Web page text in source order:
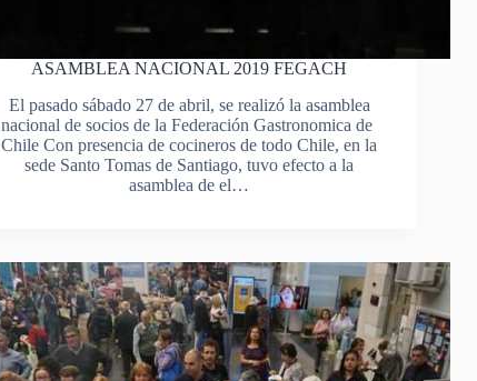
ASAMBLEA NACIONAL 2019 FEGACH
El pasado sábado 27 de abril, se realizó la asamblea
nacional de socios de la Federación Gastronomica de
Chile Con presencia de cocineros de todo Chile, en la
sede Santo Tomas de Santiago, tuvo efecto a la
asamblea de el…